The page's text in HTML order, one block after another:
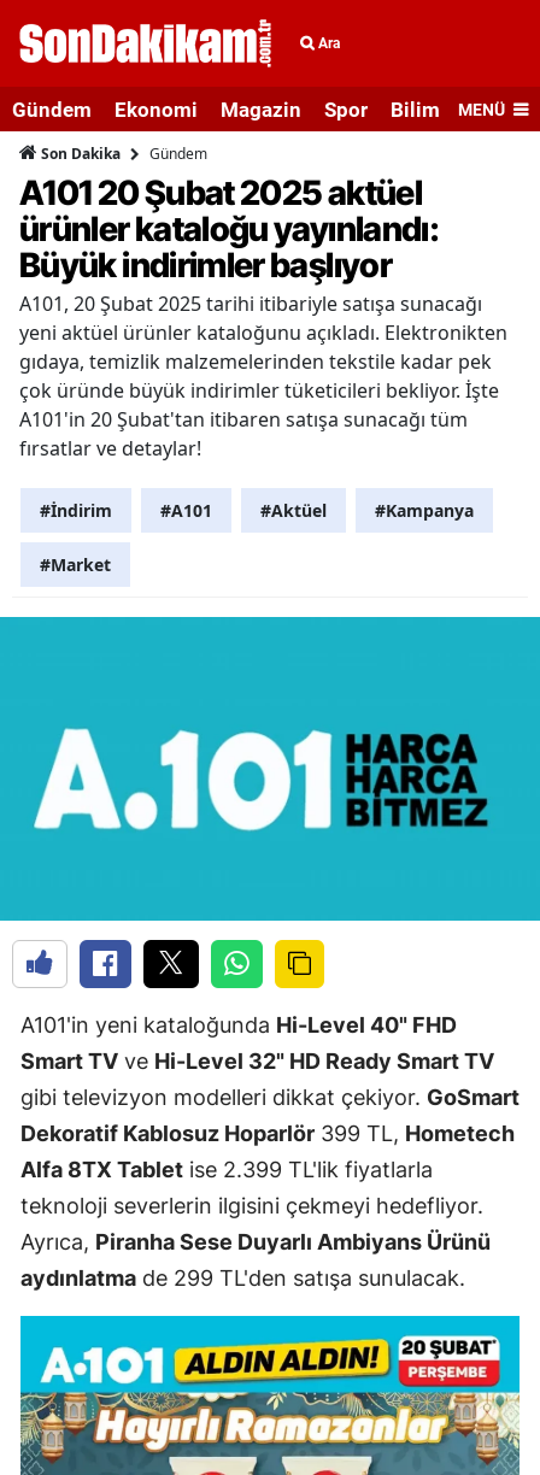
Ara
Gündem Ekonomi Magazin Spor Bilim veMENÜ
Son Dakika Gündem
A101 20 Şubat 2025 aktüel
ürünler kataloğu yayınlandı:
Büyük indirimler başlıyor
A101, 20 Şubat 2025 tarihi itibariyle satışa sunacağı
yeni aktüel ürünler kataloğunu açıkladı. Elektronikten
gıdaya, temizlik malzemelerinden tekstile kadar pek
çok üründe büyük indirimler tüketicileri bekliyor. İşte
A101'in 20 Şubat'tan itibaren satışa sunacağı tüm
fırsatlar ve detaylar!
#İndirim #A101 #Aktüel #Kampanya
#Market
A101'in yeni kataloğunda Hi-Level 40" FHD
Smart TV ve Hi-Level 32" HD Ready Smart TV
gibi televizyon modelleri dikkat çekiyor. GoSmart
Dekoratif Kablosuz Hoparlör 399 TL, Hometech
Alfa 8TX Tablet ise 2.399 TL'lik fiyatlarla
teknoloji severlerin ilgisini çekmeyi hedefliyor.
Ayrıca, Piranha Sese Duyarlı Ambiyans Ürünü
aydınlatma de 299 TL'den satışa sunulacak.